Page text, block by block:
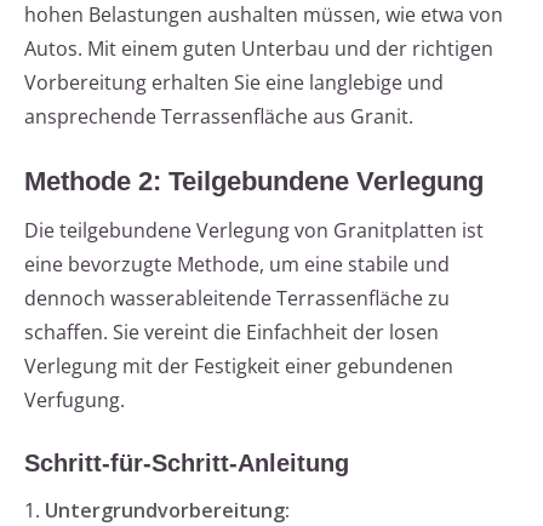
hohen Belastungen aushalten müssen, wie etwa von
Autos. Mit einem guten Unterbau und der richtigen
Vorbereitung erhalten Sie eine langlebige und
ansprechende Terrassenfläche aus Granit.
Methode 2: Teilgebundene Verlegung
Die teilgebundene Verlegung von Granitplatten ist
eine bevorzugte Methode, um eine stabile und
dennoch wasserableitende Terrassenfläche zu
schaffen. Sie vereint die Einfachheit der losen
Verlegung mit der Festigkeit einer gebundenen
Verfugung.
Schritt-für-Schritt-Anleitung
1. Untergrundvorbereitung: